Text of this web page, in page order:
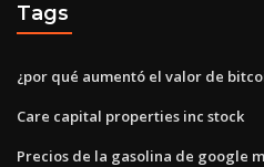
Tags
¿por qué aumentó el valor de
Care capital properties inc stock
Precios de la gasolina de google